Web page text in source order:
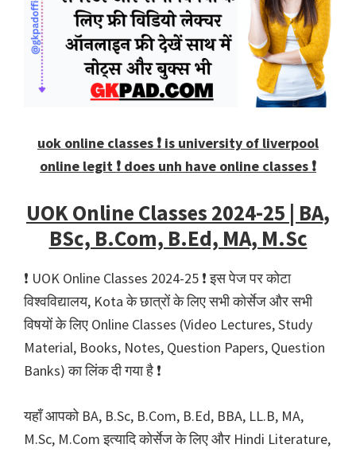
uok online classes ❗️ is university of liverpool
online legit ❗️ does unh have online classes ❗️
UOK Online Classes 2024-25 | BA,
BSc, B.Com, B.Ed, MA, M.Sc
❗️ UOK Online Classes 2024-25 ❗️ इस पेज पर कोटा
विश्वविद्यालय, Kota के छात्रों के लिए सभी कोर्सेज और सभी
विषयों के लिए Online Classes (Video Lectures, Study
Material, Books, Notes, Question Papers, Question
Banks) का लिंक दी गया है ❗️
यहाँ आपको BA, B.Sc, B.Com, B.Ed, BBA, LL.B, MA,
M.Sc, M.Com इत्यादि कोर्सेज के लिए और Hindi Literature,